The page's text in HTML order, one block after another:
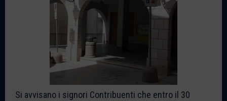
Si avvisano i signori Contribuenti che entro il 30